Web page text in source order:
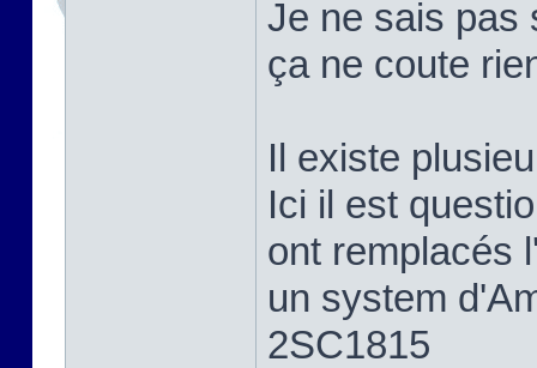
Je ne sais pas
ça ne coute
Il existe
Ici il est
ont remplacés
un system
2SC1815